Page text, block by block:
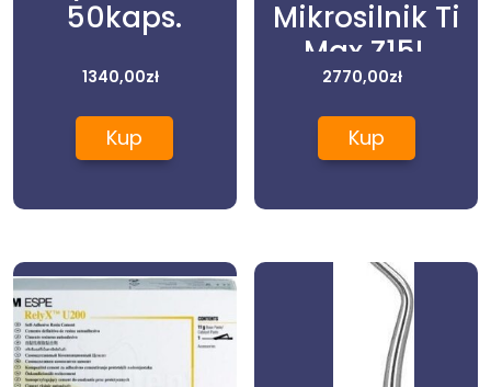
50kaps.
1340,00zł
Kup
Mikrosilnik Ti
Max Z15L
2770,00zł
Kup